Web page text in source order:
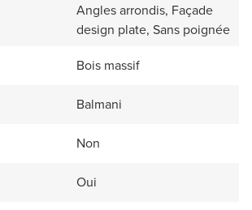
Angles arrondis, Façade
design plate, Sans poignée
Bois massif
Balmani
Non
Oui